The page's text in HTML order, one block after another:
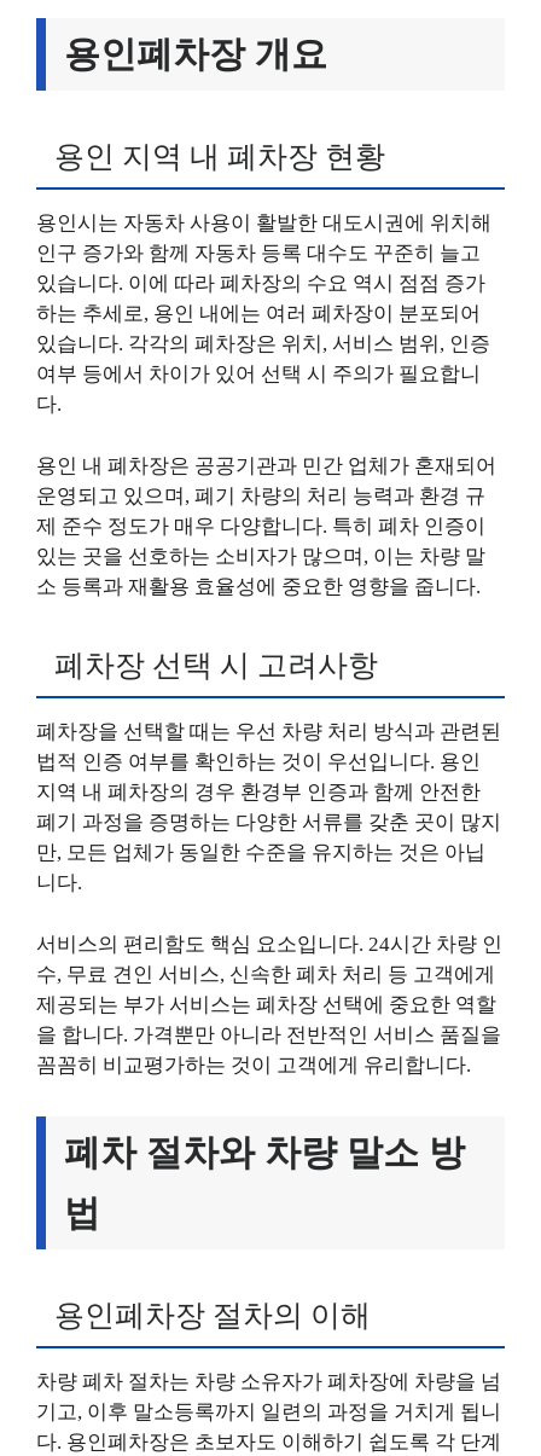
용인폐차장 개요
용인 지역 내 폐차장 현황
용인시는 자동차 사용이 활발한 대도시권에 위치해
인구 증가와 함께 자동차 등록 대수도 꾸준히 늘고
있습니다. 이에 따라 폐차장의 수요 역시 점점 증가
하는 추세로, 용인 내에는 여러 폐차장이 분포되어
있습니다. 각각의 폐차장은 위치, 서비스 범위, 인증
여부 등에서 차이가 있어 선택 시 주의가 필요합니
다.
용인 내 폐차장은 공공기관과 민간 업체가 혼재되어
운영되고 있으며, 폐기 차량의 처리 능력과 환경 규
제 준수 정도가 매우 다양합니다. 특히 폐차 인증이
있는 곳을 선호하는 소비자가 많으며, 이는 차량 말
소 등록과 재활용 효율성에 중요한 영향을 줍니다.
폐차장 선택 시 고려사항
폐차장을 선택할 때는 우선 차량 처리 방식과 관련된
법적 인증 여부를 확인하는 것이 우선입니다. 용인
지역 내 폐차장의 경우 환경부 인증과 함께 안전한
폐기 과정을 증명하는 다양한 서류를 갖춘 곳이 많지
만, 모든 업체가 동일한 수준을 유지하는 것은 아닙
니다.
서비스의 편리함도 핵심 요소입니다. 24시간 차량 인
수, 무료 견인 서비스, 신속한 폐차 처리 등 고객에게
제공되는 부가 서비스는 폐차장 선택에 중요한 역할
을 합니다. 가격뿐만 아니라 전반적인 서비스 품질을
꼼꼼히 비교평가하는 것이 고객에게 유리합니다.
폐차 절차와 차량 말소 방
법
용인폐차장 절차의 이해
차량 폐차 절차는 차량 소유자가 폐차장에 차량을 넘
기고, 이후 말소등록까지 일련의 과정을 거치게 됩니
다. 용인폐차장은 초보자도 이해하기 쉽도록 각 단계